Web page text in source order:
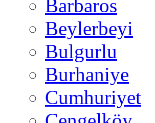
Barbaros
Beylerbeyi
Bulgurlu
Burhaniye
Cumhuriyet